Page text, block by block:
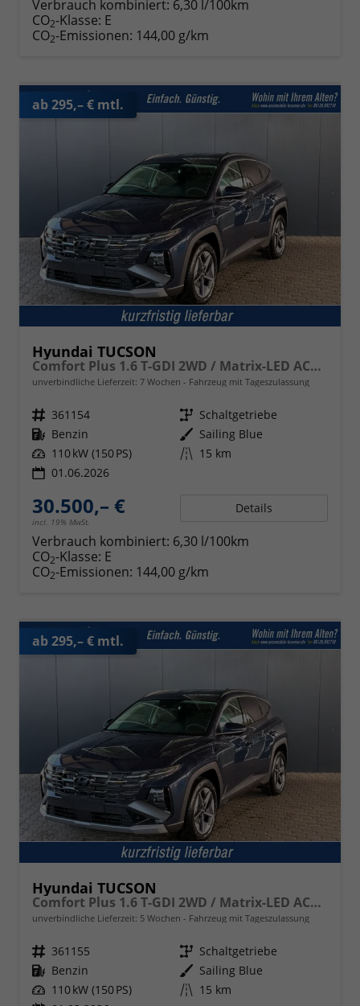
Verbrauch kombiniert: 6,30 l/100km
CO2-Klasse: E
CO2-Emissionen: 144,00 g/km
ab 295,– € mtl.
Hyundai TUCSON
Comfort Plus 1.6 T-GDI 2WD / Matrix-LED ACC Shz vo+hi + Lenkradheizung Elek. Heck Alu 18"
unverbindliche Lieferzeit: 7 Wochen Fahrzeug mit Tageszulassung
Fahrzeugnr. 361154 Getriebe Schaltgetriebe
Kraftstoff Benzin Außenfarbe Sailing Blue
Leistung 110 kW (150 PS) Kilometerstand 15 km
01.06.2026
30.500,– €
incl. 19% MwSt.
Details
Verbrauch kombiniert: 6,30 l/100km
CO2-Klasse: E
CO2-Emissionen: 144,00 g/km
ab 295,– € mtl.
Hyundai TUCSON
Comfort Plus 1.6 T-GDI 2WD / Matrix-LED ACC Shz vo+hi + Lenkradheizung Elek. Heck Alu 18"
unverbindliche Lieferzeit: 5 Wochen Fahrzeug mit Tageszulassung
Fahrzeugnr. 361155 Getriebe Schaltgetriebe
Kraftstoff Benzin Außenfarbe Sailing Blue
Leistung 110 kW (150 PS) Kilometerstand 15 km